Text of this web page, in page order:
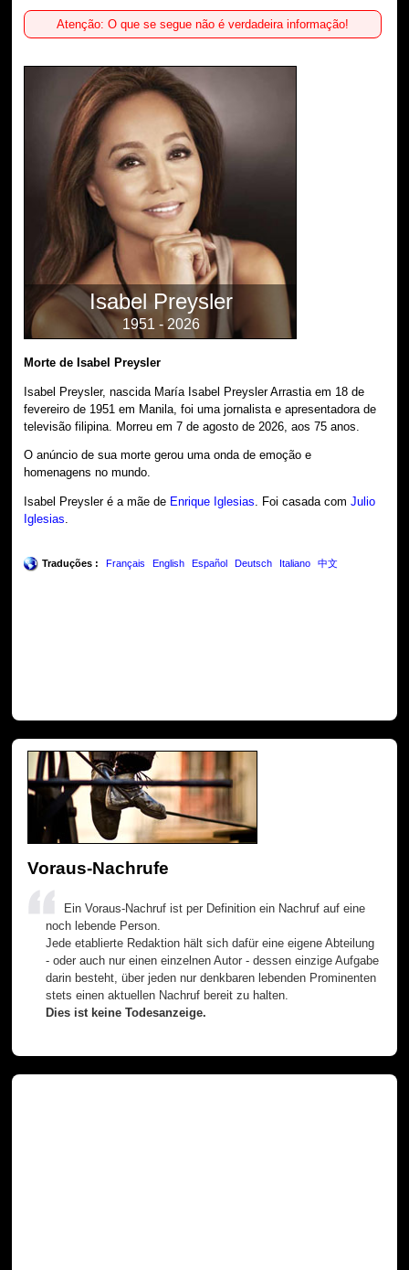
Atenção: O que se segue não é verdadeira informação!
Isabel Preysler
1951 - 2026
Morte de Isabel Preysler
Isabel Preysler, nascida María Isabel Preysler Arrastia em 18 de
fevereiro de 1951 em Manila, foi uma jornalista e apresentadora de
televisão filipina. Morreu em 7 de agosto de 2026, aos 75 anos.
O anúncio de sua morte gerou uma onda de emoção e
homenagens no mundo.
Isabel Preysler é a mãe de Enrique Iglesias. Foi casada comJulio
Iglesias.
Traduções : Français English Español Deutsch Italiano 中文
Voraus-Nachrufe
Ein Voraus-Nachruf ist per Definition ein Nachruf auf eine
noch lebende Person.
Jede etablierte Redaktion hält sich dafür eine eigene Abteilung
- oder auch nur einen einzelnen Autor - dessen einzige Aufgabe
darin besteht, über jeden nur denkbaren lebenden Prominenten
stets einen aktuellen Nachruf bereit zu halten.
Dies ist keine Todesanzeige.